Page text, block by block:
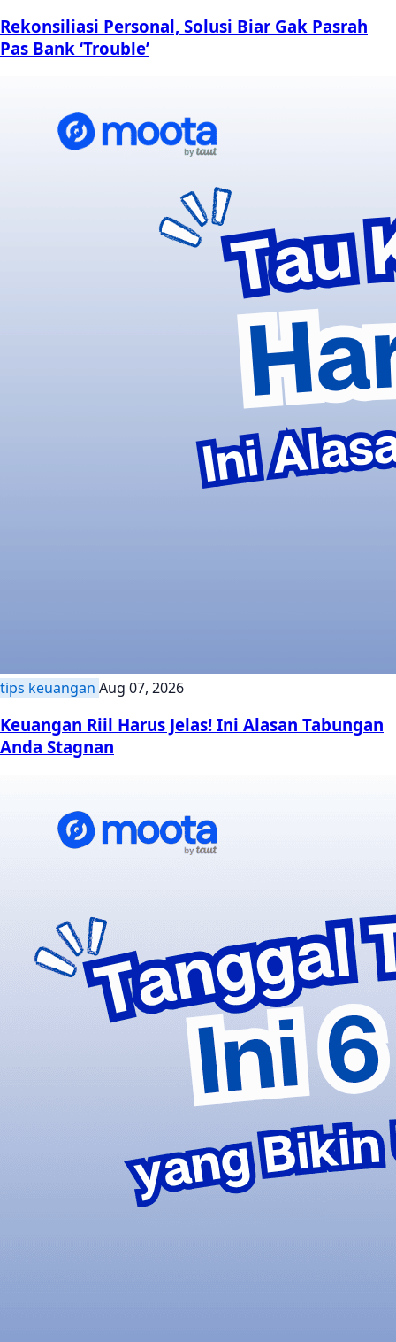
Rekonsiliasi Personal, Solusi Biar Gak Pasrah
Pas Bank ‘Trouble’
tips keuangan Aug 07, 2026
Keuangan Riil Harus Jelas! Ini Alasan Tabungan
Anda Stagnan